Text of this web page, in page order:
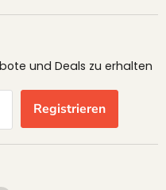
und Deals zu erhalten
Registrieren